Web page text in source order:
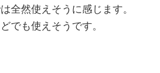
全然使えそうに感じます。
でも使えそうです。